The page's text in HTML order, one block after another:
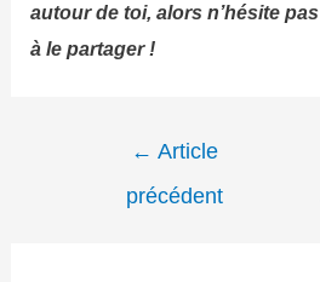
autour de toi, alors n’hésite
à le partager !
Navigation
← Article
précédent